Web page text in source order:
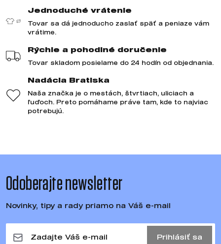
Jednoduché vrátenie
Tovar sa dá jednoducho zaslať späť a peniaze vám
vrátime.
Rýchle a pohodlné doručenie
Tovar skladom posielame do 24 hodín od objednania.
Nadácia Bratiska
Naša značka je o mestách, štvrtiach, uliciach a
ľuďoch. Preto pomáhame práve tam, kde to najviac
potrebujú.
Odoberajte newsletter
Novinky, tipy a rady priamo na Váš e-mail
Prihlásiť sa